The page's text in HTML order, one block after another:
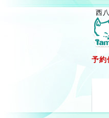
西
予約